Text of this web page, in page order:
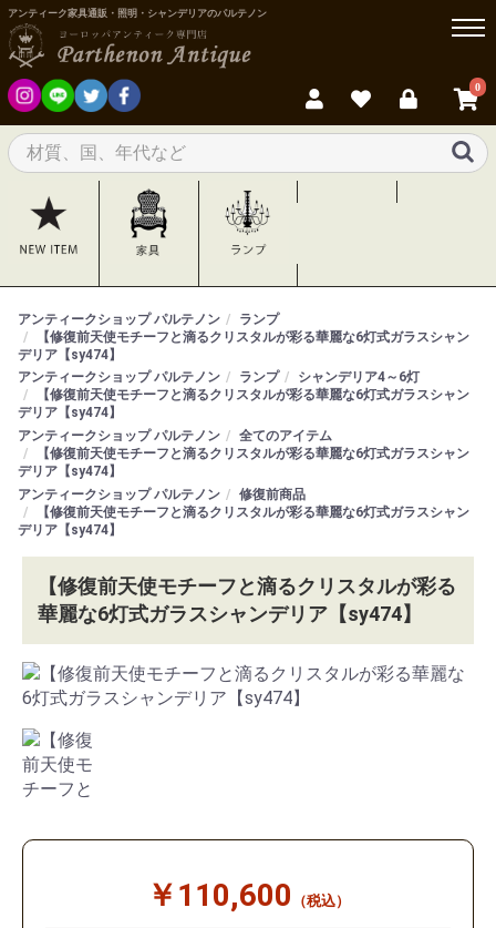
アンティーク家具通販・照明・シャンデリアのパルテノン
0
アンティークショップ パルテノン
ランプ
【修復前天使モチーフと滴るクリスタルが彩る華麗な6灯式ガラスシャン
デリア【sy474】
アンティークショップ パルテノン
ランプ
シャンデリア4～6灯
【修復前天使モチーフと滴るクリスタルが彩る華麗な6灯式ガラスシャン
デリア【sy474】
アンティークショップ パルテノン
全てのアイテム
【修復前天使モチーフと滴るクリスタルが彩る華麗な6灯式ガラスシャン
デリア【sy474】
アンティークショップ パルテノン
修復前商品
【修復前天使モチーフと滴るクリスタルが彩る華麗な6灯式ガラスシャン
デリア【sy474】
【修復前天使モチーフと滴るクリスタルが彩る
華麗な6灯式ガラスシャンデリア【sy474】
￥110,600 （税込）